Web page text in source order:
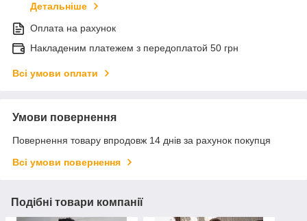
Детальніше
Оплата на рахунок
Накладеним платежем з передоплатой 50 грн
Всі умови оплати
Умови повернення
Повернення товару впродовж 14 днів за рахунок покупця
Всі умови повернення
Подібні товари компанії